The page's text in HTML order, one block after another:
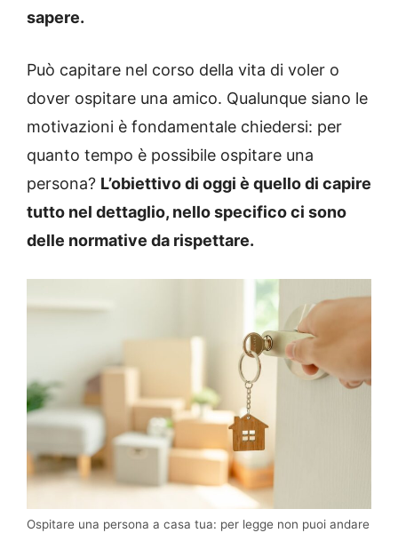
sapere.
Può capitare nel corso della vita di voler o
dover ospitare una amico. Qualunque siano le
motivazioni è fondamentale chiedersi: per
quanto tempo è possibile ospitare una
persona? L’obiettivo di oggi è quello di capire
tutto nel dettaglio, nello specifico ci sono
delle normative da rispettare.
Ospitare una persona a casa tua: per legge non puoi andare